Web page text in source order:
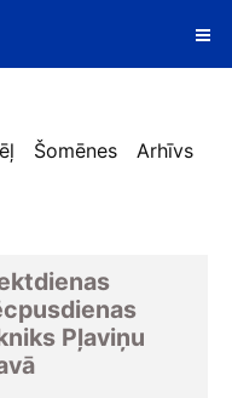
Šomēnes Arhīvs
Pļaviņu